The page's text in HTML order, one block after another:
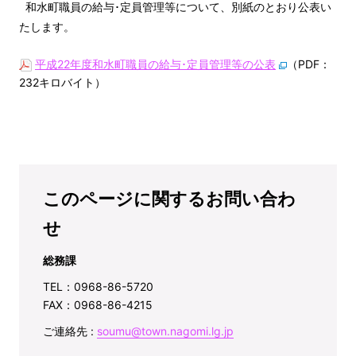
和水町職員の給与･定員管理等について、別紙のとおり公表い
たします。
平成22年度和水町職員の給与･定員管理等の公表
（PDF：
232キロバイト）
このページに関するお問い合わ
せ
総務課
TEL：0968-86-5720
FAX：0968-86-4215
ご連絡先 : soumu@town.nagomi.lg.jp